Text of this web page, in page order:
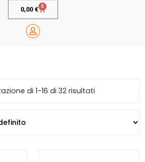
0,00 € 0
di 1-16 di 32 risultati